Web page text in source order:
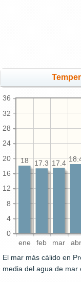
ene feb mar abr
0
4
8
12
16
20
24
28
32
36
17.4
17.3
18
El mar más cálido en
media del agua de mar